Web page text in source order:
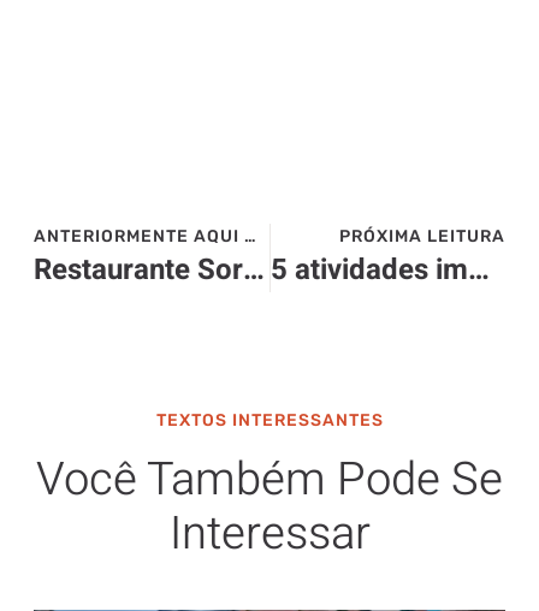
ANTERIORMENTE AQUI NO SITE>>>
Restaurante Sorriso Baiano – Verão na Bahia com boa comida
PRÓXIMA LEITURA
5 atividades imperdíveis de Punta Cana
TEXTOS INTERESSANTES
Você Também Pode Se
Interessar